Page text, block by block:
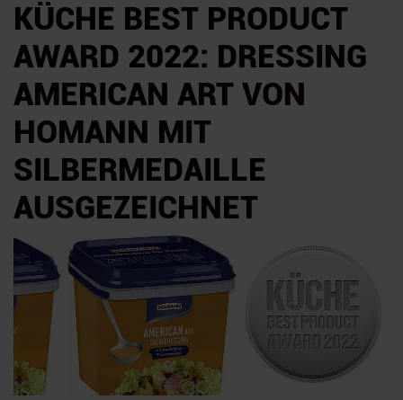
KÜCHE BEST PRODUCT
AWARD 2022: DRESSING
AMERICAN ART VON
HOMANN MIT
SILBERMEDAILLE
AUSGEZEICHNET